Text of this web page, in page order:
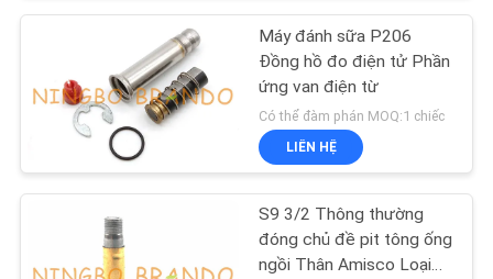
lạnh
Khí nén Ống phụ kiện
Máy đánh sữa P206
Đồng hồ đo điện tử Phần
ứng van điện từ
Có thể đàm phán MOQ:1 chiếc
LIÊN HỆ
S9 3/2 Thông thường
đóng chủ đề pit tông ống
ngồi Thân Amisco Loại